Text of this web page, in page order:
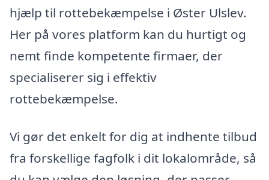
hjælp til rottebekæmpelse i Øster Ulslev.
Her på vores platform kan du hurtigt og
nemt finde kompetente firmaer, der
specialiserer sig i effektiv
rottebekæmpelse.
Vi gør det enkelt for dig at indhente tilbud
fra forskellige fagfolk i dit lokalområde, så